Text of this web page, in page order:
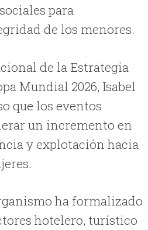
para
de los menores.
de la Estrategia
Mundial 2026, Isabel
que los eventos
un incremento en
y explotación hacia
ha formalizado
hotelero, turístico